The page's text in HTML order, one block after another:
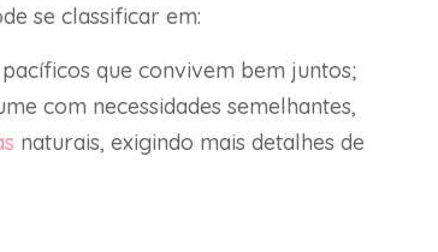
se classificar em:
que convivem bem juntos;
com necessidades semelhantes,
naturais, exigindo mais detalhes de